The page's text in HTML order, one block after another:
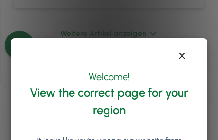
Weitere Artikel anzeigen
Bist du bereit zu erfahren,
Welcome!
View the correct page for your
region